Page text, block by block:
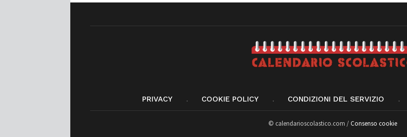
PRIVACY COOKIE POLICY CONDIZIONI DEL SERVIZIO
© calendarioscolastico.com /Consenso cookie